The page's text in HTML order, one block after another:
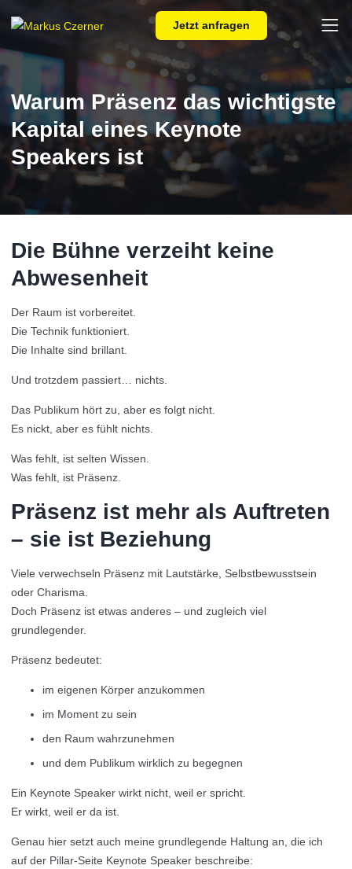
Jetzt anfragen
Warum Präsenz das wichtigste
Kapital eines Keynote
Speakers ist
Die Bühne verzeiht keine
Abwesenheit
Der Raum ist vorbereitet.
Die Technik funktioniert.
Die Inhalte sind brillant.
Und trotzdem passiert… nichts.
Das Publikum hört zu, aber es folgt nicht.
Es nickt, aber es fühlt nichts.
Was fehlt, ist selten Wissen.
Was fehlt, ist Präsenz.
Präsenz ist mehr als Auftreten
– sie ist Beziehung
Viele verwechseln Präsenz mit Lautstärke, Selbstbewusstsein
oder Charisma.
Doch Präsenz ist etwas anderes – und zugleich viel
grundlegender.
Präsenz bedeutet:
im eigenen Körper anzukommen
im Moment zu sein
den Raum wahrzunehmen
und dem Publikum wirklich zu begegnen
Ein Keynote Speaker wirkt nicht, weil er spricht.
Er wirkt, weil er da ist.
Genau hier setzt auch meine grundlegende Haltung an, die ich
auf der Pillar-Seite Keynote Speaker beschreibe: